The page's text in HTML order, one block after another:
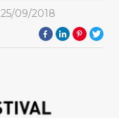
25/09/2018